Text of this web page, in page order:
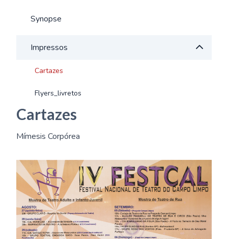
Synopse
Impressos
Cartazes
Flyers_livretos
Cartazes
Mímesis Corpórea